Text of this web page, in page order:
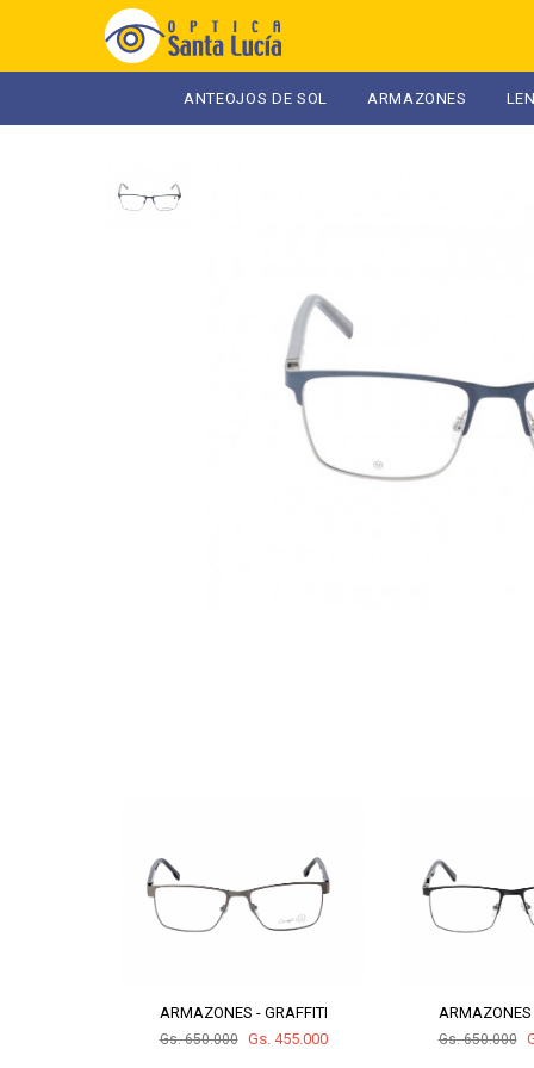
ANTEOJOS DE SOL ARMAZONES
ARMAZONES - GRAFFITI
Gs. 650.000 Gs. 455.000
ARMAZONES
Gs. 650.000